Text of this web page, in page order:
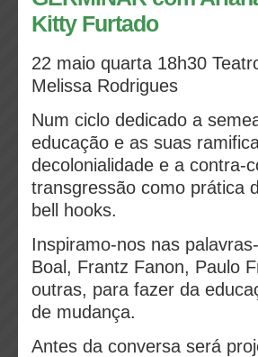
Kitty Furtado
22 maio quarta 18h30
Melissa Rodrigues
Num ciclo dedicado a
educação e as suas
decolonialidade e a contra-
transgressão como prática
bell hooks.
Inspiramo-nos nas
Boal, Frantz Fanon, Paulo
outras, para fazer da
de mudança.
Antes da conversa será